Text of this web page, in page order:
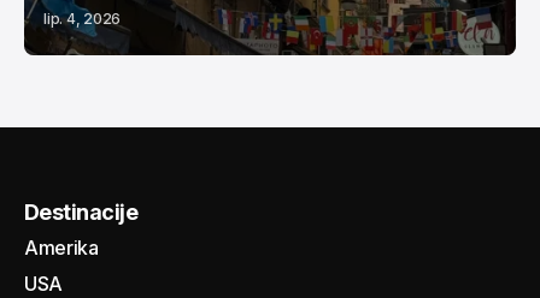
lip. 4, 2026
Destinacije
Amerika
USA